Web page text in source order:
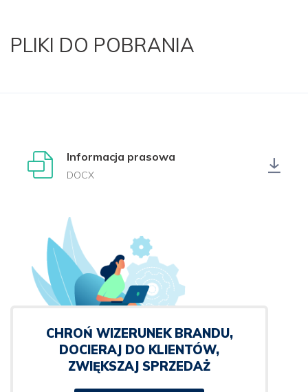
PLIKI DO POBRANIA
Informacja prasowa
DOCX
CHROŃ WIZERUNEK BRANDU,
DOCIERAJ DO KLIENTÓW,
ZWIĘKSZAJ SPRZEDAŻ